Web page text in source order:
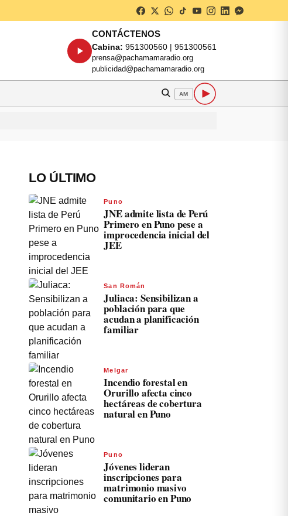
CONTÁCTENOS
Cabina: 951300560 | 951300561
prensa@pachamamaradio.org
publicidad@pachamamaradio.org
AM
LO ÚLTIMO
Puno
JNE admite lista de Perú
Primero en Puno pese a
improcedencia inicial del
JEE
San Román
Juliaca: Sensibilizan a
población para que
acudan a planificación
familiar
Melgar
Incendio forestal en
Orurillo afecta cinco
hectáreas de cobertura
natural en Puno
Puno
Jóvenes lideran
inscripciones para
matrimonio masivo
comunitario en Puno